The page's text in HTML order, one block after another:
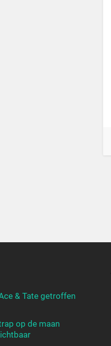
& Tate getroffen
op de maan